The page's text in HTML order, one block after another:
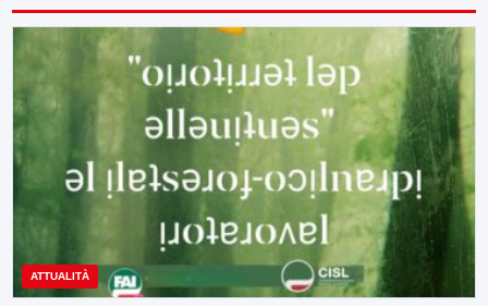
ATTUALITÀ